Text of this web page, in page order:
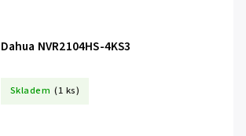
Dahua NVR2104HS-4KS3
Skladem (1 ks)